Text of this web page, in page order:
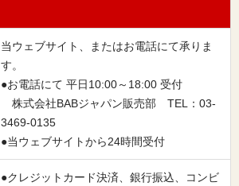
当ウェブサイト、またはお電話にて承りま
す。
●お電話にて 平日10:00～18:00 受付
株式会社BABジャパン販売部 TEL：03-
3469-0135
●当ウェブサイトから24時間受付
●クレジットカード決済、銀行振込、コンビ